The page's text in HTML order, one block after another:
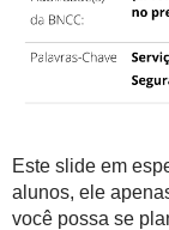
Este slide em
alunos, ele
você possa se